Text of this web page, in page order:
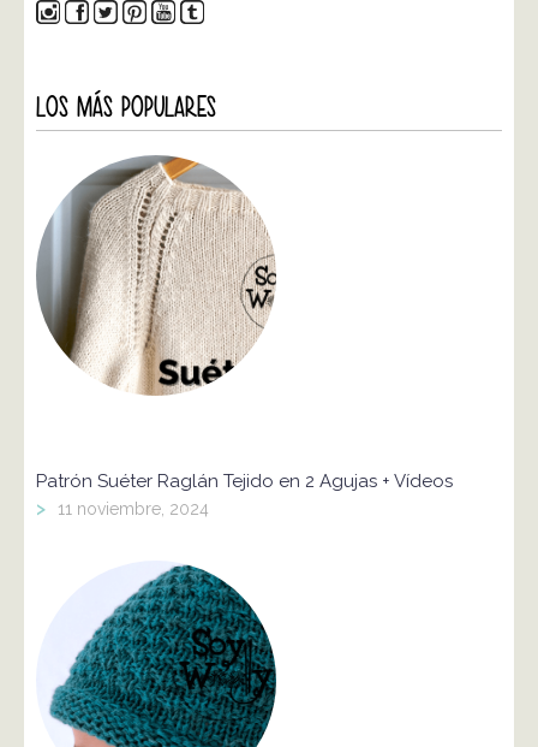
LOS MÁS POPULARES
Patrón Suéter Raglán Tejido en 2 Agujas + Vídeos
> 11 noviembre, 2024